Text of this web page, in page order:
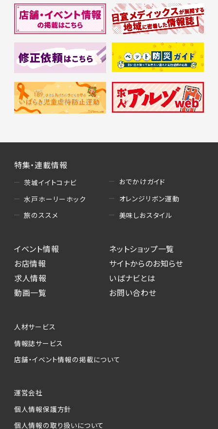
特集・連載情報
茨城イイトコナビ
水戸ホーリーホック
旅のススメ
おでかけガイド
オレンジリボン運動
美味しおスタイル
イベント情報
お店情報
求人情報
動画一覧
ネットショップ一覧
サイトからのお知らせ
いばナビとは
お問い合わせ
人材サービス
情報誌サービス
店舗・イベント情報の掲載について
運営会社
個人情報保護方針
個人情報の取り扱いについて